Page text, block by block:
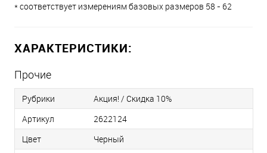
* соответствует измерениям базовых размеров 58 - 62
ХАРАКТЕРИСТИКИ:
Прочие
Рубрики
Акция! / Скидка 10%
Артикул
2622124
Цвет
Черный